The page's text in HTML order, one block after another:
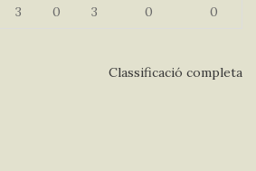
3 0 3 0 0
Classificació completa